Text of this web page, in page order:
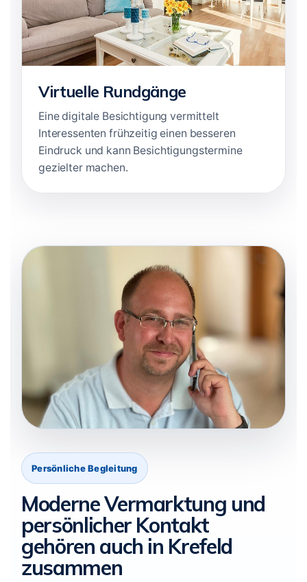
Virtuelle Rundgänge
Eine digitale Besichtigung vermittelt
Interessenten frühzeitig einen besseren
Eindruck und kann Besichtigungstermine
gezielter machen.
Persönliche Begleitung
Moderne Vermarktung und
persönlicher Kontakt
gehören auch in Krefeld
zusammen